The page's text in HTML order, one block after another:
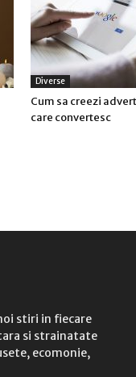
Diverse
Cum sa creezi
care convertesc
stiri in fiecare
si strainatate
ecomonie,